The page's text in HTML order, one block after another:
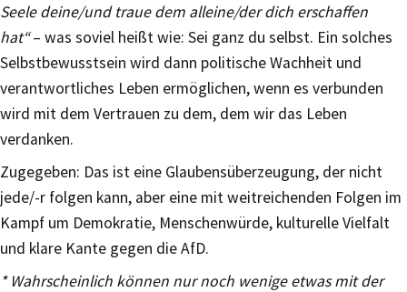
Seele deine/und traue dem alleine/der dich erschaffen
hat“– was soviel heißt wie: Sei ganz du selbst. Ein solches
Selbstbewusstsein wird dann politische Wachheit und
verantwortliches Leben ermöglichen, wenn es verbunden
wird mit dem Vertrauen zu dem, dem wir das Leben
verdanken.
Zugegeben: Das ist eine Glaubensüberzeugung, der nicht
jede/-r folgen kann, aber eine mit weitreichenden Folgen im
Kampf um Demokratie, Menschenwürde, kulturelle Vielfalt
und klare Kante gegen die AfD.
* Wahrscheinlich können nur noch wenige etwas mit der